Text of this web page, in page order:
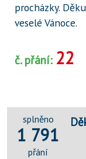
procházky.
veselé Vánoce.
č. přání: 22
splněno
1 791
přání